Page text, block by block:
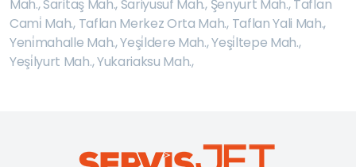
Mah.,Saritaş Mah.,Sariyusuf Mah., Şenyurt Mah.,Taflan
Cami̇ Mah., Taflan Merkez Orta Mah., Taflan Yali Mah.,
Yeni̇mahalle Mah.,Yeşi̇ldere Mah.,Yeşi̇ltepe Mah.,
Yeşi̇lyurt Mah.,Yukariaksu Mah.,